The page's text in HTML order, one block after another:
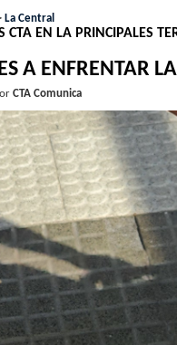
La Central
EN LA PRINCIPALES
A ENFRENTAR
CTA Comunica